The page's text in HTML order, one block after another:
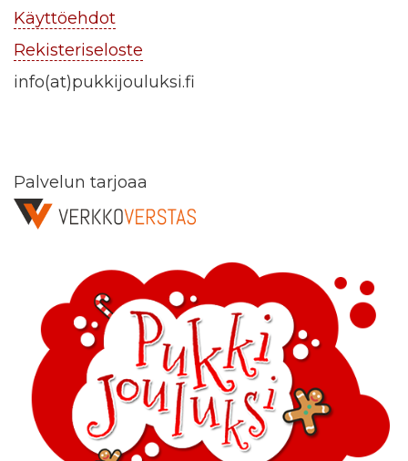
Käyttöehdot
Rekisteriseloste
info(at)pukkijouluksi.fi
Palvelun tarjoaa